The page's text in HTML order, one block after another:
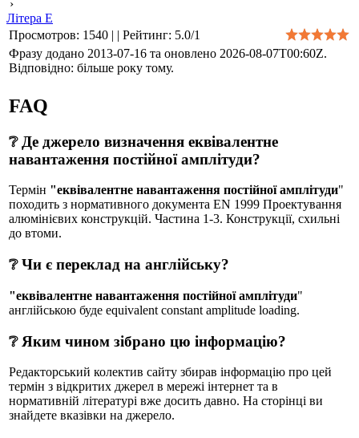
›
Літера Е
Просмотров: 1540 | | Рейтинг: 5.0/1
Фразу додано 2013-07-16 та оновлено 2026-08-07T00:60Z.
Відповідно: більше року тому.
FAQ
❔ Де джерело визначення еквівалентне
навантаження постійної амплітуди?
Термін "еквівалентне навантаження постійної амплітуди"
походить з нормативного документа EN 1999 Проектування
алюмінієвих конструкцій. Частина 1-3. Конструкції, схильні
до втоми.
❔ Чи є переклад на англійську?
"еквівалентне навантаження постійної амплітуди"
англійською буде equivalent constant amplitude loading.
❔ Яким чином зібрано цю інформацію?
Редакторський колектив сайту збирав інформацію про цей
термін з відкритих джерел в мережі інтернет та в
нормативній літературі вже досить давно. На сторінці ви
знайдете вказівки на джерело.